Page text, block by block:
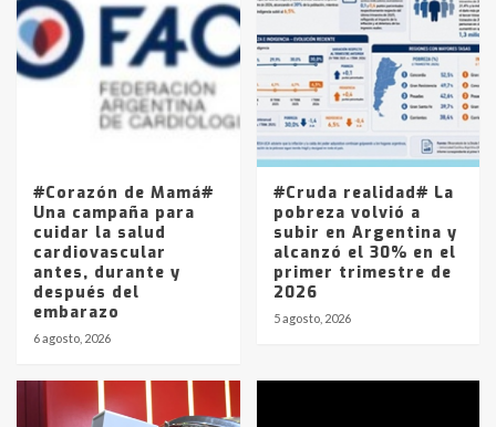
4
Accidente en Ruta 5: falleció un
joven de Trenque Lauquen
Los precios de los combustibles en
La Pampa, desde YPF hasta Axion
entre 857 a 1338 pesos
#Corazón de Mamá#
Una campaña para
cuidar la salud
cardiovascular
antes, durante y
después del
embarazo
6 agosto, 2026
#Cruda realidad# La
pobreza volvió a
subir en Argentina y
alcanzó el 30% en el
primer trimestre de
2026
5 agosto, 2026